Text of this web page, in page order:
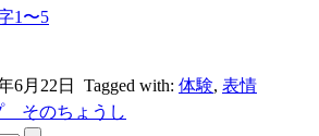
1〜5
6月22日 Tagged with: 体験, 表情
そのちょうし